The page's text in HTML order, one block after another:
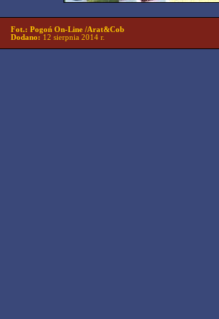
Fot.: Pogoń On-Line /Arat&Cob
Dodano: 12 sierpnia 2014 r.